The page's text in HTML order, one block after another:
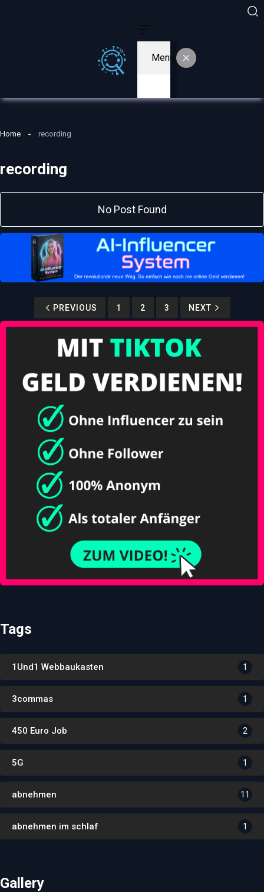
Menu
Home recording
recording
No Post Found
PREVIOUS 1 2 3 NEXT
Tags
1Und1 Webbaukasten 1
3commas 1
450 Euro Job 2
5G 1
abnehmen 11
abnehmen im schlaf 1
Gallery